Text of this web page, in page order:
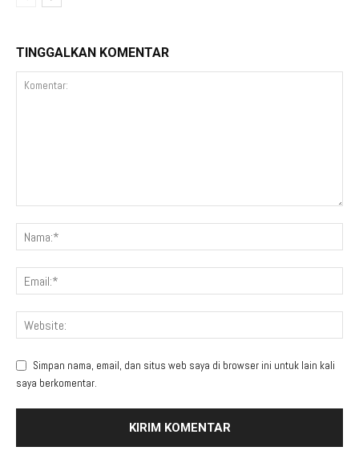
TINGGALKAN KOMENTAR
Simpan nama, email, dan situs web saya di browser ini untuk lain kali
saya berkomentar.